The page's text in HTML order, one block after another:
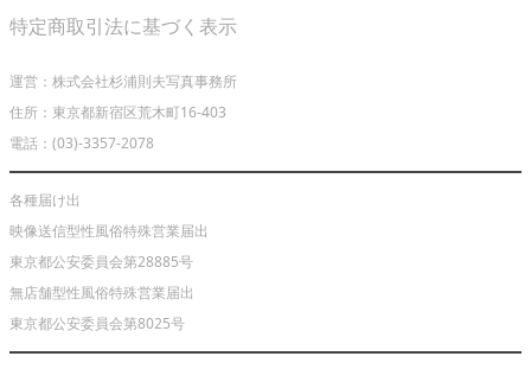
特定商取引法に基づく表示
運営：株式会社杉浦則夫写真事務所
住所：東京都新宿区荒木町16-403
電話：(03)-3357-2078
各種届け出
映像送信型性風俗特殊営業届出
東京都公安委員会第28885号
無店舗型性風俗特殊営業届出
東京都公安委員会第8025号